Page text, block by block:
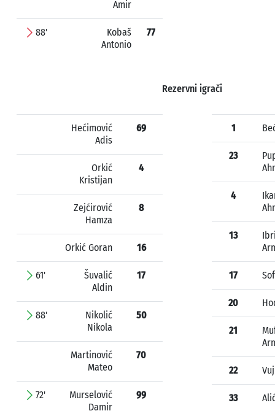
Amir
88'
Kobaš
Antonio
77
Rezervni igrači
Hećimović
Adis
69
Orkić
Kristijan
4
Zejćirović
Hamza
8
Orkić Goran 16
61'
Šuvalić
Aldin
17
88'
Nikolić
Nikola
50
Martinović
Mateo
70
72'
Murselović
Damir
99
1
23
4
13
17
20
21
22
33